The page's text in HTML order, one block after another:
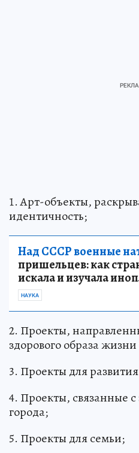
1. Арт-объекты,
идентичность;
Над СССР военные
пришельцев: как
искала и изучала
НАУКА
2. Проекты,
здорового образа
3. Проекты для
4. Проекты, связанные
города;
5. Проекты для семьи;